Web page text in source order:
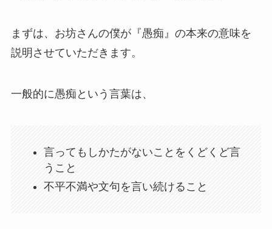
まずは、お坊さんの僕が『愚痴』の本来の意味を
説明させていただきます。
一般的に愚痴という言葉は、
言ってもしかたがないことをくどくど言
うこと
不平不満や文句を言い続けること